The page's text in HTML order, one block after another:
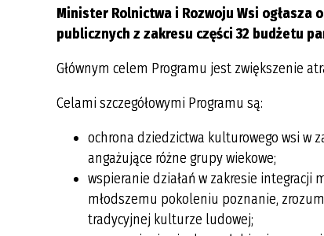
MIASTO PARTNERSKIE
ALTLANDSBERG
KONKURSY
GMINNA KOMISJA ROZWIĄZYWANIA
PROBLEMÓW ALKOHOLOWYCH
INFORMACJA ODNOŚNIE OCHRONY
DANYCH OSOBOWYCH
TERENIE GMINY KRZESZYCE
DOKUMENTY DO POBRANIA
WYKAZ PODMIOTÓW WPISANYCH
REGULOWANEJ
PUNKT SELEKTYWNEJ ZBIÓRKI
ODPADÓW KOMUNALNYCH
INFORMACJA O PODMIOCIE
ODBIERAJĄCYM ODPADY
KOMUNALNE
ROK 2021
ROK 2017
FILM PROMOCYJNY GMINY
KRZESZYCE
Minister Rolnictwa i Rozwoju Wsi
publicznych z zakresu części 32 budżetu
Głównym celem Programu jest zwiększenie
Celami szczegółowymi Programu są:
ochrona dziedzictwa kulturowego wsi w
angażujące różne grupy wiekowe;
wspieranie działań w zakresie integracji
młodszemu pokoleniu poznanie,
tradycyjnej kulturze ludowej;